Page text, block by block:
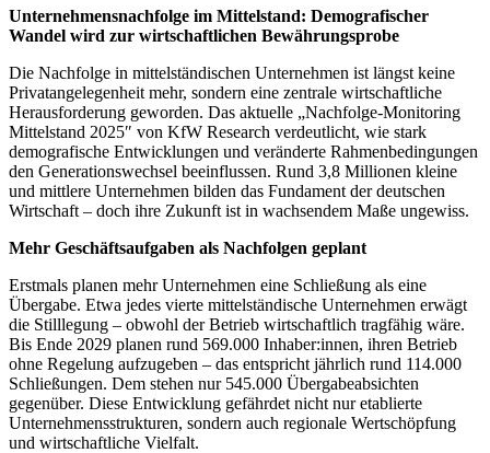
Unternehmensnachfolge im Mittelstand: Demografischer
Wandel wird zur wirtschaftlichen Bewährungsprobe
Die Nachfolge in mittelständischen Unternehmen ist längst keine
Privatangelegenheit mehr, sondern eine zentrale wirtschaftliche
Herausforderung geworden. Das aktuelle „Nachfolge-Monitoring
Mittelstand 2025″ von KfW Research verdeutlicht, wie stark
demografische Entwicklungen und veränderte Rahmenbedingungen
den Generationswechsel beeinflussen. Rund 3,8 Millionen kleine
und mittlere Unternehmen bilden das Fundament der deutschen
Wirtschaft – doch ihre Zukunft ist in wachsendem Maße ungewiss.
Mehr Geschäftsaufgaben als Nachfolgen geplant
Erstmals planen mehr Unternehmen eine Schließung als eine
Übergabe. Etwa jedes vierte mittelständische Unternehmen erwägt
die Stilllegung – obwohl der Betrieb wirtschaftlich tragfähig wäre.
Bis Ende 2029 planen rund 569.000 Inhaber:innen, ihren Betrieb
ohne Regelung aufzugeben – das entspricht jährlich rund 114.000
Schließungen. Dem stehen nur 545.000 Übergabeabsichten
gegenüber. Diese Entwicklung gefährdet nicht nur etablierte
Unternehmensstrukturen, sondern auch regionale Wertschöpfung
und wirtschaftliche Vielfalt.